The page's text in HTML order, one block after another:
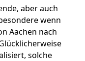
aber auch
wenn
Aachen nach
solche